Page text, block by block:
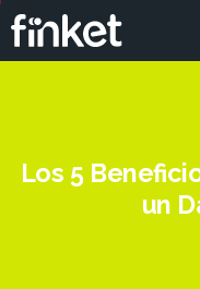
Los 5
un